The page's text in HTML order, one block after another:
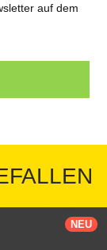
auf dem
NEU